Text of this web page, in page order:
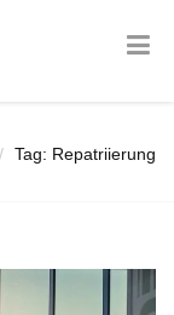
Tag: Repatriierung